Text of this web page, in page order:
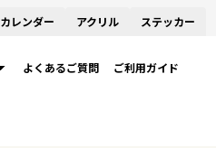
カレンダー アクリル ステッカー
よくあるご質問 ご利用ガイド